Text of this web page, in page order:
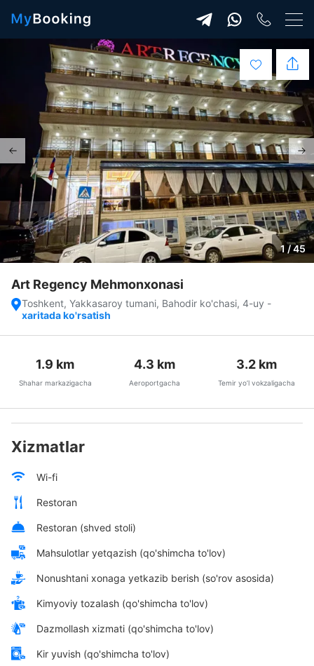
1 / 45
Art Regency Mehmonxonasi
Toshkent, Yakkasaroy tumani, Bahodir ko'chasi, 4-uy -
xaritada ko'rsatish
1.9 km
Shahar markazigacha
4.3 km
Aeroportgacha
3.2 km
Temir yo’l vokzaligacha
Xizmatlar
Wi-fi
Restoran
Restoran (shved stoli)
Mahsulotlar yetqazish (qo'shimcha to'lov)
Nonushtani xonaga yetkazib berish (so'rov asosida)
Kimyoviy tozalash (qo'shimcha to'lov)
Dazmollash xizmati (qo'shimcha to'lov)
Kir yuvish (qo'shimcha to'lov)